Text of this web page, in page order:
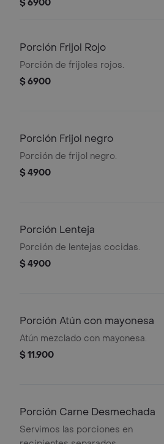
$ 6900
Porción Frijol Rojo
Porción de frijoles rojos.
$ 6900
Porción Frijol negro
Porción de frijol negro.
$ 4900
Porción Lenteja
Porción de lentejas cocidas.
$ 4900
Porción Atún con mayonesa
Atún mezclado con mayonesa.
$ 11.900
Porción Carne Desmechada
Servimos las porciones en